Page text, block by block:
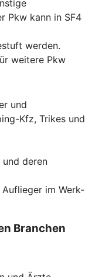
Pkw kann in SF4
werden.
weitere Pkw
und
Kfz, Trikes und
deren
im Werk-
Branchen